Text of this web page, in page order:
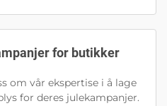
for butikker
om vår ekspertise i å lage
for deres julekampanjer.